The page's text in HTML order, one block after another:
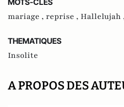
mariage , reprise , Hallelujah
THEMATIQUES
Insolite
A PROPOS DES